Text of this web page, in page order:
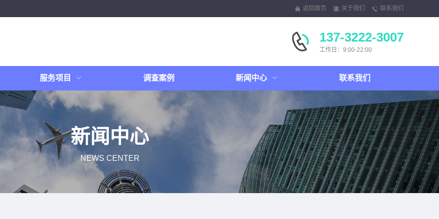
返回首页 关于我们 联系我们
137-3222-3007
工作日：9:00-22:00
服务项目 调查案例 新闻中心 联系我们
新闻中心
NEWS CENTER